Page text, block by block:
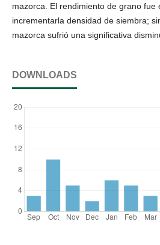
mazorca. El rendimiento de grano fue
incrementarla densidad de siembra;
mazorca sufrió una significativa
DOWNLOADS